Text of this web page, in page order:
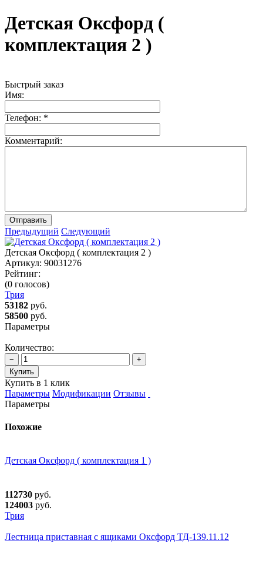
Детская Оксфорд (
комплектация 2 )
Быстрый заказ
Имя:
Телефон: *
Комментарий:
Отправить
Предыдущий Следующий
Детская Оксфорд ( комплектация 2 )
Артикул: 90031276
Рейтинг:
(0 голосов)
Трия
53182 руб.
58500 руб.
Параметры
Количество:
−
+
Купить
Купить в 1 клик
Параметры Модификации Отзывы
Параметры
Похожие
Детская Оксфорд ( комплектация 1 )
112730 руб.
124003 руб.
Трия
Лестница приставная с ящиками Оксфорд ТД-139.11.12